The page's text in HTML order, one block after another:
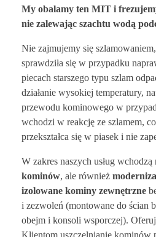
My obalamy ten MIT i
nie zalewając szachtu wodą
Nie zajmujemy się
sprawdziła się w przypadku
piecach starszego typu szlam
działanie wysokiej temperatury,
przewodu kominowego w
wchodzi w reakcję ze szlamem,
przekształca się w piasek i nie
W zakres naszych usług
kominów, ale również
izolowane kominy zewnętrzne
i zezwoleń (montowane do ścian
obejm i konsoli wsporczej).
Klientom uszczelnianie kominów